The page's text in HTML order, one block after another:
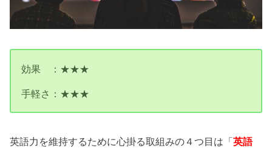
効果 ：★★★
手軽さ：★★★
英語力を維持するために心掛る取組みの４つ目は「英語